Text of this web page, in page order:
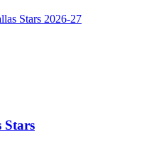
Stars